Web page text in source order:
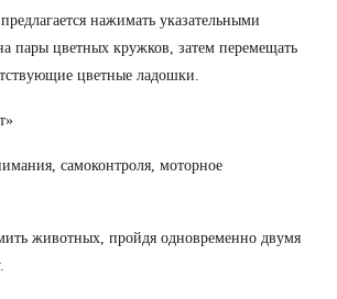
нажимать указательными
пары цветных кружков, затем перемещать
цветные ладошки.
самоконтроля, моторное
животных, пройдя одновременно двумя